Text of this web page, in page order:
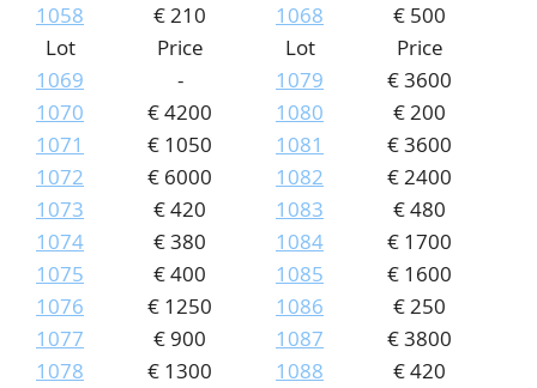
1058
€ 210
1068
€ 500
Lot
Price
1069
-
1070
€ 4200
1071
€ 1050
1072
€ 6000
1073
€ 420
1074
€ 380
1075
€ 400
1076
€ 1250
1077
€ 900
1078
€ 1300
Lot
Price
1079
€ 3600
1080
€ 200
1081
€ 3600
1082
€ 2400
1083
€ 480
1084
€ 1700
1085
€ 1600
1086
€ 250
1087
€ 3800
1088
€ 420